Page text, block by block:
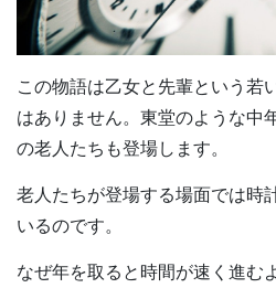
この物語は乙女と先輩という若
はありません。東堂のような中
の老人たちも登場します。
老人たちが登場する場面では時
いるのです。
なぜ年を取ると時間が速く進む